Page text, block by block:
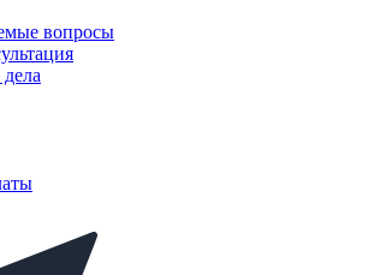
вопросы